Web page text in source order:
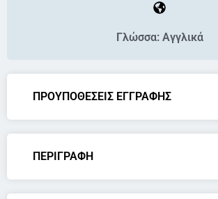
Γλώσσα: Αγγλικά
ΠΡΟΥΠΟΘΕΣΕΙΣ ΕΓΓΡΑΦΗΣ
ΠΕΡΙΓΡΑΦΗ